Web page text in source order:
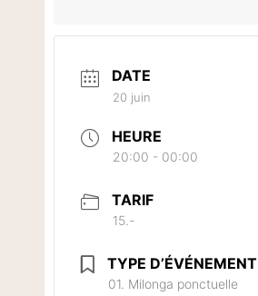
DATE
20 juin
HEURE
20:00 - 00:00
TARIF
15.-
TYPE D’ÉVÉNEMENT
01. Milonga ponctuelle